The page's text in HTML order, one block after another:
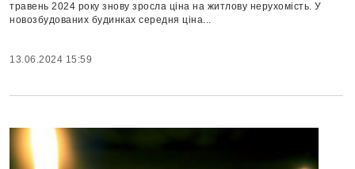
травень 2024 року знову зросла ціна на житлову нерухомість. У
новозбудованих будинках середня ціна...
13.06.2024 15:59